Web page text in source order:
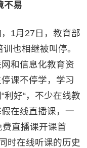
不易
1月27日，教育部
也相继被叫停。
和信息化教育资
课不停学，学习
利好“，不少在线教
在线直播课，一
直播课开课首
时在线听课的历史